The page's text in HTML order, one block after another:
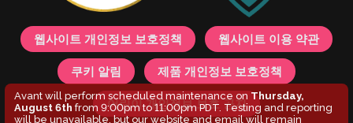
웹사이트 개인정보 보호정책 웹사이트 이용 약관
쿠키 알림 제품 개인정보 보호정책
어린이 개인정보 보호 공지
Avant will perform scheduled maintenance on Thursday,
August 6th from 9:00pm to 11:00pm PDT. Testing and reporting
will be unavailable, but our website and email will remain